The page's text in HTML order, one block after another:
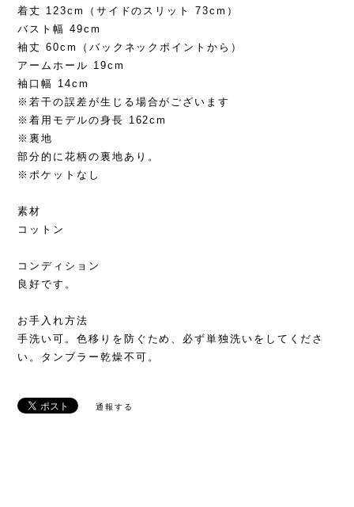
着丈 123cm（サイドのスリット 73cm）
バスト幅 49cm
袖丈 60cm（バックネックポイントから）
アームホール 19cm
袖口幅 14cm
※若干の誤差が生じる場合がございます
※着用モデルの身長 162cm
※裏地
部分的に花柄の裏地あり。
※ポケットなし
素材
コットン
コンディション
良好です。
お手入れ方法
手洗い可。色移りを防ぐため、必ず単独洗いをしてくださ
い。タンブラー乾燥不可。
通報する